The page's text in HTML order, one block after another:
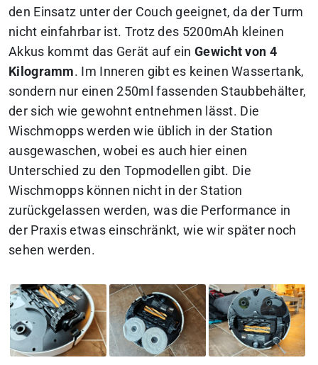
den Einsatz unter der Couch geeignet, da der Turm
nicht einfahrbar ist. Trotz des 5200mAh kleinen
Akkus kommt das Gerät auf einGewicht von 4
Kilogramm. Im Inneren gibt es keinen Wassertank,
sondern nur einen 250ml fassenden Staubbehälter,
der sich wie gewohnt entnehmen lässt. Die
Wischmopps werden wie üblich in der Station
ausgewaschen, wobei es auch hier einen
Unterschied zu den Topmodellen gibt. Die
Wischmopps können nicht in der Station
zurückgelassen werden, was die Performance in
der Praxis etwas einschränkt, wie wir später noch
sehen werden.